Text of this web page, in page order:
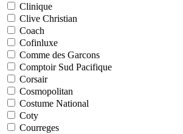
Clinique
Clive Christian
Coach
Cofinluxe
Comme des Garcons
Comptoir Sud Pacifique
Corsair
Cosmopolitan
Costume National
Coty
Courreges